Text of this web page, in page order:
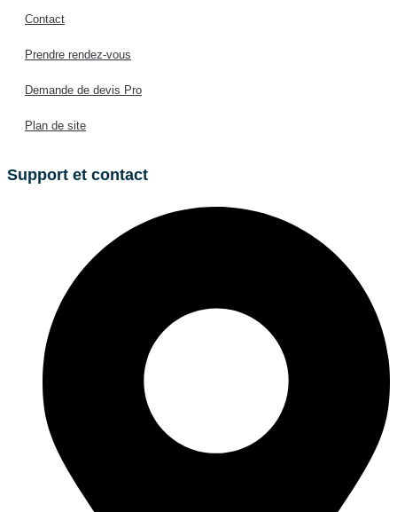
Contact
Prendre rendez-vous
Demande de devis Pro
Plan de site
Support et contact